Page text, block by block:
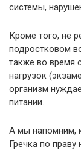
системы,
Кроме того, не
подростковом
также во время
нагрузок
организм
питании.
А мы напомним,
Гречка по праву